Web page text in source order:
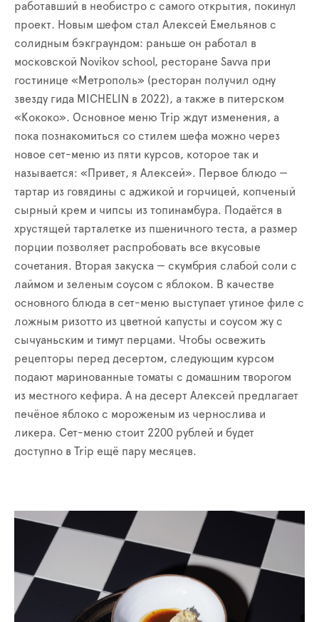
работавший в необистро с самого открытия, покинул
проект. Новым шефом стал Алексей Емельянов с
солидным бэкграундом: раньше он работал в
московской Novikov school, ресторане Savva при
гостинице «Метрополь» (ресторан получил одну
звезду гида MICHELIN в 2022), а также в питерском
«Кококо». Основное меню Trip ждут изменения, а
пока познакомиться со стилем шефа можно через
новое сет-меню из пяти курсов, которое так и
называется: «Привет, я Алексей». Первое блюдо —
тартар из говядины с аджикой и горчицей, копченый
сырный крем и чипсы из топинамбура. Подаётся в
хрустящей тарталетке из пшеничного теста, а размер
порции позволяет распробовать все вкусовые
сочетания. Вторая закуска — скумбрия слабой соли с
лаймом и зеленым соусом с яблоком. В качестве
основного блюда в сет-меню выступает утиное филе с
ложным ризотто из цветной капусты и соусом жу с
сычуаньским и тимут перцами. Чтобы освежить
рецепторы перед десертом, следующим курсом
подают маринованные томаты с домашним творогом
из местного кефира. А на десерт Алексей предлагает
печёное яблоко с мороженым из чернослива и
ликера. Сет-меню стоит 2200 рублей и будет
доступно в Trip ещё пару месяцев.